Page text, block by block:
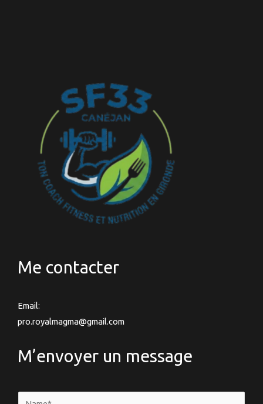
Me contacter
Email:
pro.royalmagma@gmail.com
M’envoyer un message